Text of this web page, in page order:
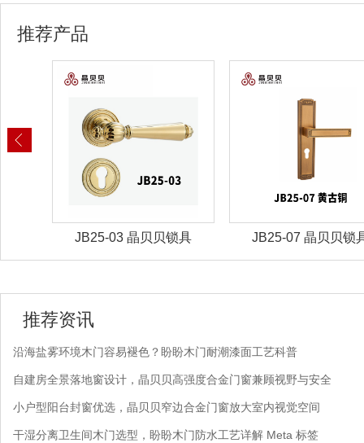
推荐产品
JB25-07 晶贝贝锁具 JBZ-30晶贝贝智能
推荐资讯
沿海盐雾环境木门容易褪色？盼盼木门耐潮漆面工艺科普
自建房全景落地窗设计，晶贝贝高强度合金门窗兼顾视野与安全
小户型阳台封窗优选，晶贝贝窄边合金门窗放大室内视觉空间
干湿分离卫生间木门选型，盼盼木门防水工艺详解 Meta 标签